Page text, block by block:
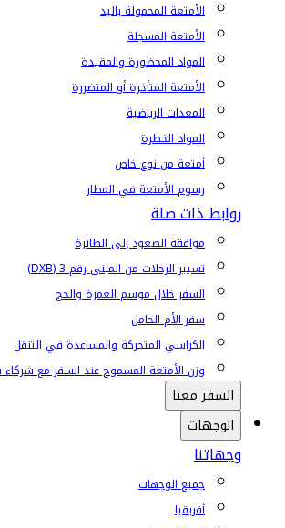
الأمتعة المحمولة باليد
الأمتعة المسجلة
المواد المحظورة والمقيدة
الأمتعة المتأخرة أو المتضررة
المعدات الرياضية
المواد الخطرة
أمتعة من نوع خاص
رسوم الأمتعة في المطار
روابط ذات صلة
موافقة الصعود إلى الطائرة
تسيير الرحلات من المبنى رقم 3 (DXB)
السفر خلال موسم العمرة والحج
سفر الأم الحامل
الكراسي المتحركة والمساعدة في التنقل
وزن الأمتعة المسموح عند السفر مع شركاء
السفر معنا
الوجهات
وجهاتنا
جميع الوجهات
أفريقيا